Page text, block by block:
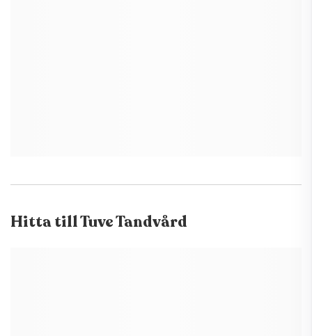
Hitta tillTuve Tandvård